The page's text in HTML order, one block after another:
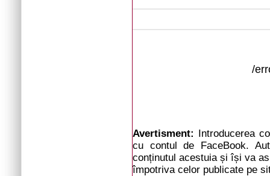
/
Avertisment: Introducerea
cu contul de FaceBook.
conținutul acestuia și își va
împotriva celor publicate pe